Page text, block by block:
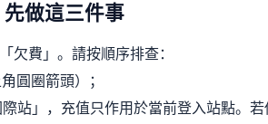
做這三件事
欠費」。請按順序排查：
圓圈箭頭）；
站」，充值只作用於當前登入站點。若